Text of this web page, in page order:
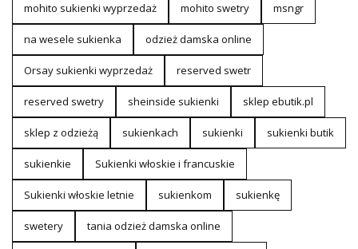
mohito sukienki wyprzedaż mohito swetry msngr
na wesele sukienka odzież damska online
Orsay sukienki wyprzedaż reserved swetr
reserved swetry sheinside sukienki sklep ebutik.pl
sklep z odzieżą sukienkach sukienki sukienki butik
sukienkie Sukienki włoskie i francuskie
Sukienki włoskie letnie sukienkom sukienkę
swetery tania odzież damska online